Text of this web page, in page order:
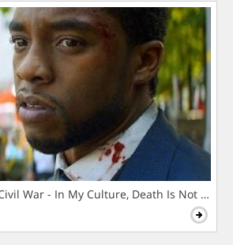
War - In My Culture, Death Is Not The